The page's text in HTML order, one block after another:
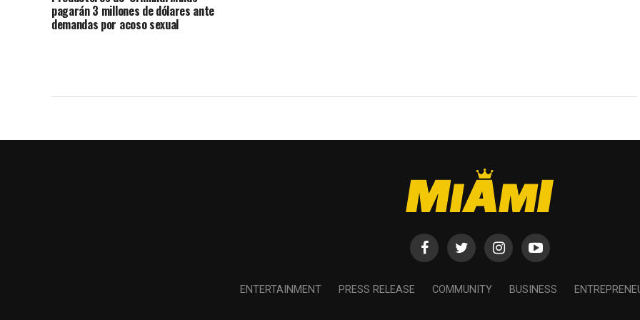
pagarán 3 millones de dólares ante
demandas por acoso sexual
ENTERTAINMENT PRESS RELEASE COMMUNITY BUSINESS